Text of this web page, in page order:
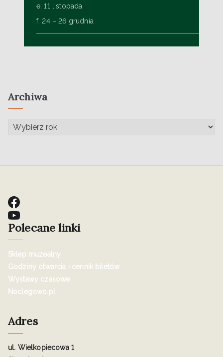
e. 11 listopada
f. 24 – 26 grudnia
Archiwa
Polecane linki
Sklep muzealny
Godziny otwarcia i cennik biletów
Wystawy czasowe
Noclegowo.pl
Adres
ul. Wielkopiecowa 1